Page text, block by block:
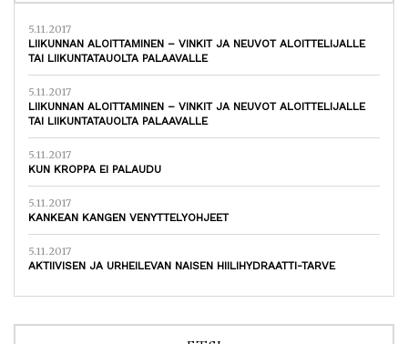
5.11.2017
LIIKUNNAN ALOITTAMINEN – VINKIT JA NEUVOT ALOITTELIJALLE
TAI LIIKUNTATAUOLTA PALAAVALLE
5.11.2017
LIIKUNNAN ALOITTAMINEN – VINKIT JA NEUVOT ALOITTELIJALLE
TAI LIIKUNTATAUOLTA PALAAVALLE
5.11.2017
KUN KROPPA EI PALAUDU
5.11.2017
KANKEAN KANGEN VENYTTELYOHJEET
5.11.2017
AKTIIVISEN JA URHEILEVAN NAISEN HIILIHYDRAATTI-TARVE